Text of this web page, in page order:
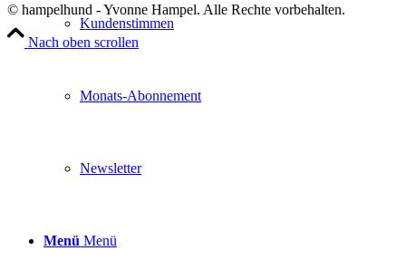
Kundenstimmen
Monats-Abonnement
Newsletter
Menü Menü
© hampelhund - Yvonne Hampel. Alle Rechte vorbehalten.
Nach oben scrollen